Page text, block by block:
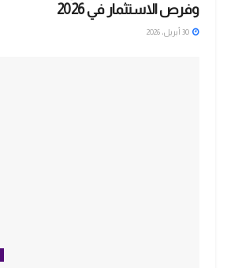
وفرص الاستثمار في 2026